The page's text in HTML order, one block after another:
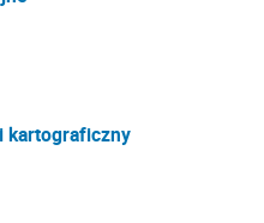
kartograficzny